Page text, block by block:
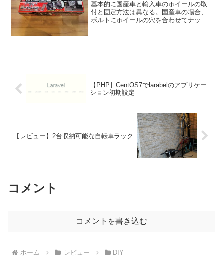
基本的に国産車と輸入車のホイールの取
付と固定方法は異なる。国産車の場合、
ボルトにホイールの穴を合わせてナット
【PHP】CentOS7でlarabelのアプリケー
ション初期設定
【レビュー】2台収納可能な自転車ラック
コメント
コメントを書き込む
ホーム レビュー DIY